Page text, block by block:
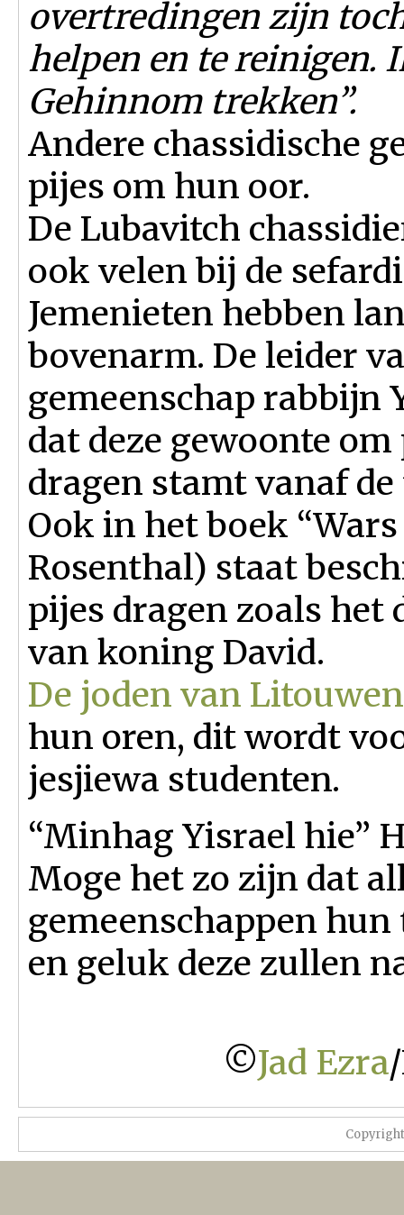
overtredingen zijn
helpen en te reinigen.
Gehinnom trekken”.
Andere chassidische
pijes om hun oor.
De Lubavitch
ook velen bij de
Jemenieten hebben
bovenarm. De leider
gemeenschap rabbijn
dat deze gewoonte
dragen stamt vanaf
Ook in het boek
Rosenthal) staat
pijes dragen zoals het
van koning David.
De joden van Litouwen
hun oren, dit wordt
jesjiewa studenten.
“Minhag Yisrael hie”
Moge het zo zijn dat
gemeenschappen
en geluk deze zullen
©Jad Ezra